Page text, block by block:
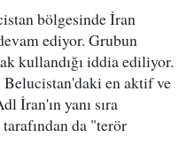
bölgesinde İran
ediyor. Grubun
kullandığı iddia ediliyor.
en aktif ve
İran'ın yanı sıra
da "terör